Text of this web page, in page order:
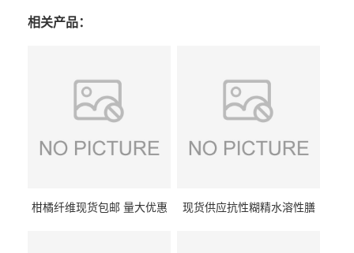
相关产品：
柑橘纤维现货包邮 量大优惠
现货供应抗性糊精水溶性膳